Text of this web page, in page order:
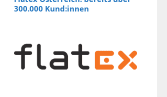
300.000 Kund:innen